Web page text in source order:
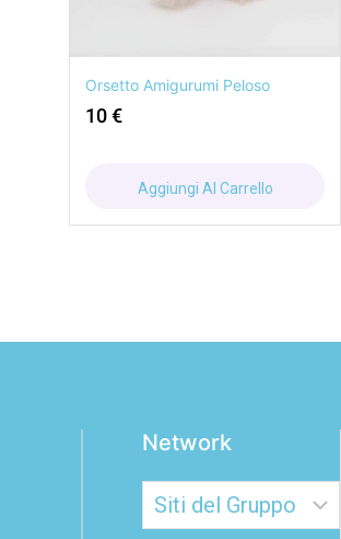
Orsetto Amigurumi Peloso
10€
Aggiungi Al Carrello
Network